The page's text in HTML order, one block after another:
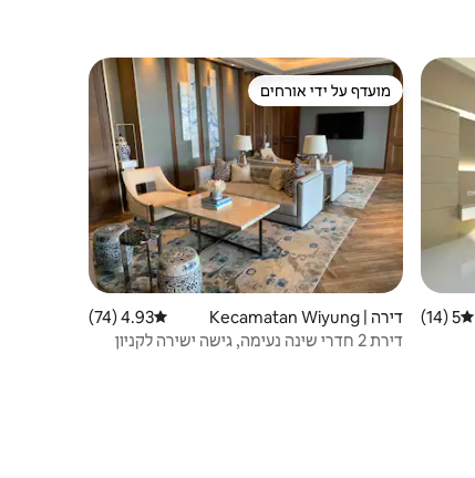
דירוג ממוצע של 5 מתוך 5, 14 ביקורות
5 (14)
מועדף על ידי אורחים
מועדף על ידי אורחים
דירה | Kecamatan Wiyung דירוג ממוצע של 4.93 מתוך 5, 74 ביקורות
4.93 (74)
דירת 2 חדרי שינה נעימה, גישה ישירה לקניון